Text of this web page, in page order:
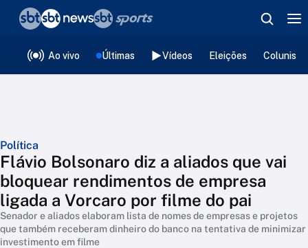
Ao vivo Últimas Vídeos Eleições
Política
Flávio Bolsonaro diz a aliados que vai
bloquear rendimentos de empresa
ligada a Vorcaro por filme do pai
Senador e aliados elaboram lista de nomes de empresas e projetos
que também receberam dinheiro do banco na tentativa de minimizar
investimento em filme
❮voltar
Editorias